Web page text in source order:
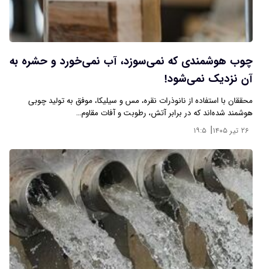
چوب هوشمندی که نمی‌سوزد، آب نمی‌خورد و حشره به
آن نزدیک نمی‌شود!
محققان با استفاده از نانوذرات نقره، مس و سیلیکا، موفق به تولید چوبی
هوشمند شده‌اند که در برابر آتش، رطوبت و آفات مقاوم…
۲۶ تیر ۱۴۰۵ | ۱۹:۵